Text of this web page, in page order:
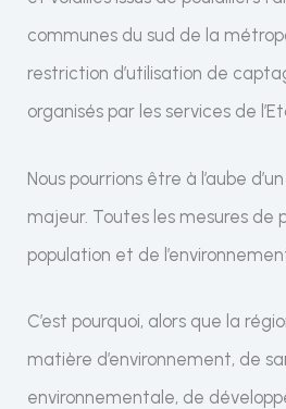
communes du sud de la
restriction d’utilisation de
organisés par les services de
Nous pourrions être à l’aube
majeur. Toutes les mesures de
population et de
C’est pourquoi, alors que la
matière d’environnement, de
environnementale, de